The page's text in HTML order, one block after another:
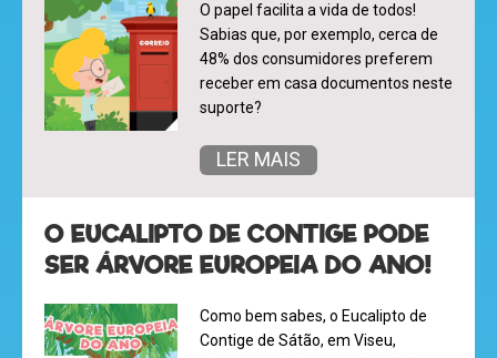
olá
jogos
O papel facilita a vida de todos!
Sabias que, por exemplo, cerca de
48% dos consumidores preferem
receber em casa documentos neste
suporte?
LER MAIS
O EUCALIPTO DE CONTIGE PODE
SER ÁRVORE EUROPEIA DO ANO!
Como bem sabes, o Eucalipto de
Contige de Sátão, em Viseu,